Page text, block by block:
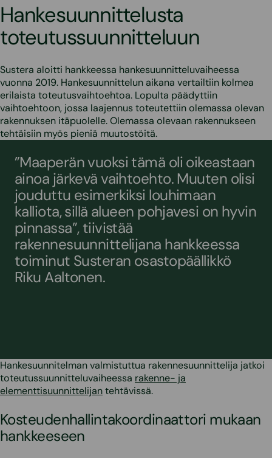
Hankesuunnittelusta
toteutussuunnitteluun
Sustera aloitti hankkeessa hankesuunnitteluvaiheessa
vuonna 2019. Hankesuunnittelun aikana vertailtiin kolmea
erilaista toteutusvaihtoehtoa. Lopulta päädyttiin
vaihtoehtoon, jossa laajennus toteutettiin olemassa olevan
rakennuksen itäpuolelle. Olemassa olevaan rakennukseen
tehtäisiin myös pieniä muutostöitä.
”Maaperän vuoksi tämä oli oikeastaan
ainoa järkevä vaihtoehto. Muuten olisi
jouduttu esimerkiksi louhimaan
kalliota, sillä alueen pohjavesi on hyvin
pinnassa”, tiivistää
rakennesuunnittelijana hankkeessa
toiminut Susteran osastopäällikkö
Riku Aaltonen.
Hankesuunnitelman valmistuttua rakennesuunnittelija jatkoi
toteutussuunnitteluvaiheessa rakenne- ja
elementtisuunnittelijantehtävissä.
Kosteudenhallintakoordinaattori mukaan
hankkeeseen